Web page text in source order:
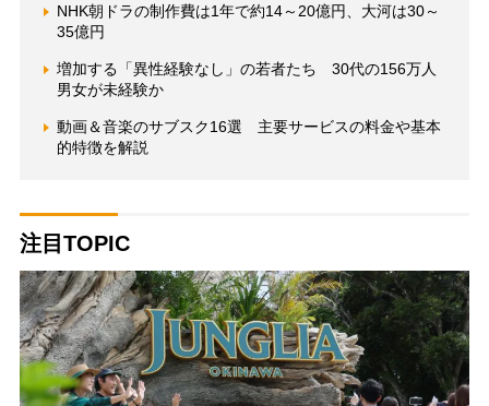
NHK朝ドラの制作費は1年で約14～20億円、大河は30～
35億円
増加する「異性経験なし」の若者たち 30代の156万人
男女が未経験か
動画＆音楽のサブスク16選 主要サービスの料金や基本
的特徴を解説
注目TOPIC